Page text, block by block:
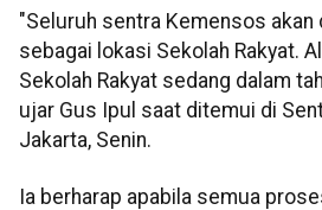
"Seluruh sentra Kemensos akan
sebagai lokasi Sekolah Rakyat.
Sekolah Rakyat sedang dalam
ujar Gus Ipul saat ditemui di
Jakarta, Senin.
Ia berharap apabila semua